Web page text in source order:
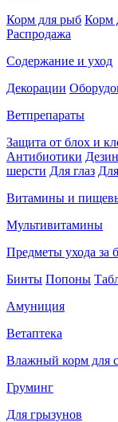
Корм для рыб Корм
Распродажа
Содержание и уход
Декорации
Ветпрепараты
Защита от блох и
Антибиотики
шерсти Для глаз
Витамины и
Мультивитамины
Предметы ухода
Бинты Попоны
Амуниция
Ветаптека
Влажный корм для
Груминг
Для грызунов